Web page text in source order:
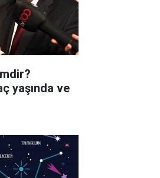
yaşında ve